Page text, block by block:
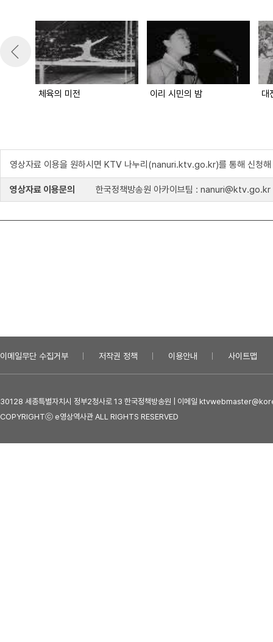
체육의 미전 이리 시민의 밤
영상자료 이용을 원하시면 KTV 나누리(nanuri.ktv.go.kr)를 통해 신청해
영상자료 이용문의 한국정책방송원 아카이브팀 : nanuri@ktv.go.kr
이메일무단 수집거부 저작권 정책 이용안내 사이트맵
30128 세종특별자치시 정부2청사로 13 한국정책방송원 | 이메일
COPYRIGHTⓒ e영상역사관 ALL RIGHTS RESERVED